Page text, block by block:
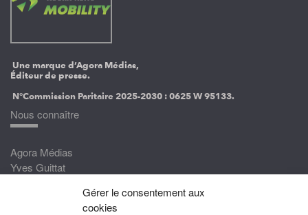
Gérer le consentement aux
cookies
Une marque d’Agora Médias,
Éditeur de presse.
N°Commission Paritaire 2025-2030 :0625 W 95133.
Nous connaître
Agora Médias
Yves Guittat